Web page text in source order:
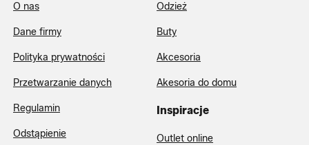
O nas
Dane firmy
Polityka prywatności
Przetwarzanie danych
Regulamin
Odstąpienie
Odzież
Buty
Akcesoria
Akesoria do domu
Inspiracje
Outlet online